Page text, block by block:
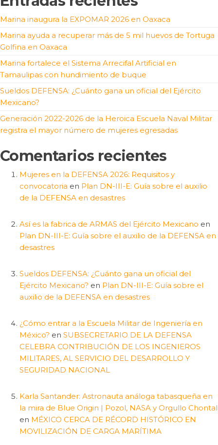
Marina inaugura la EXPOMAR 2026 en Oaxaca
Marina ayuda a recuperar más de 5 mil huevos de Tortuga
Golfina en Oaxaca
Marina fortalece el Sistema Arrecifal Artificial en
Tamaulipas con hundimiento de buque
Sueldos DEFENSA: ¿Cuánto gana un oficial del Ejército
Mexicano?
Generación 2022-2026 de la Heroica Escuela Naval Militar
registra el mayor número de mujeres egresadas
Comentarios recientes
Mujeres en la DEFENSA 2026: Requisitos y
convocatoria en Plan DN-III-E: Guía sobre el auxilio
de la DEFENSA en desastres
Así es la fabrica de ARMAS del Ejército Mexicano en
Plan DN-III-E: Guía sobre el auxilio de la DEFENSA en
desastres
Sueldos DEFENSA: ¿Cuánto gana un oficial del
Ejército Mexicano? en Plan DN-III-E: Guía sobre el
auxilio de la DEFENSA en desastres
¿Cómo entrar a la Escuela Militar de Ingeniería en
México? en SUBSECRETARIO DE LA DEFENSA
CELEBRA CONTRIBUCIÓN DE LOS INGENIEROS
MILITARES, AL SERVICIO DEL DESARROLLO Y
SEGURIDAD NACIONAL
Karla Santander: Astronauta análoga tabasqueña en
la mira de Blue Origin | Pozol, NASA y Orgullo Chontal
en MÉXICO CERCA DE RÉCORD HISTÓRICO EN
MOVILIZACIÓN DE CARGA MARÍTIMA